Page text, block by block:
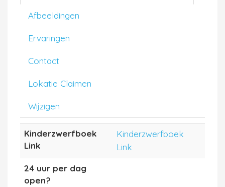
Afbeeldingen
Ervaringen
Contact
Lokatie Claimen
Wijzigen
Kinderzwerfboek
Link
Kinderzwerfboek
Link
24 uur per dag
open?